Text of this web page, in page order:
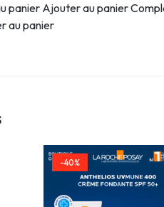
panier Ajouter au panier
au panier
-40%